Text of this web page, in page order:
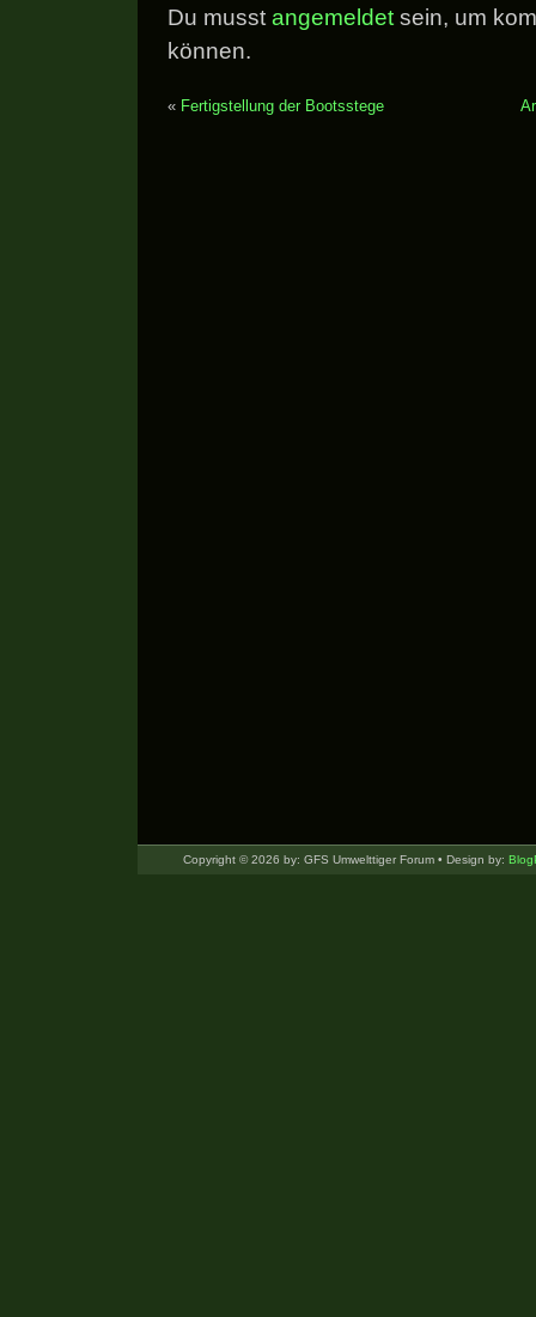
Du musst angemeldet sein, um
können.
« Fertigstellung der Bootsstege
Copyright © 2026 by: GFS Umwelttiger Forum • Design by: